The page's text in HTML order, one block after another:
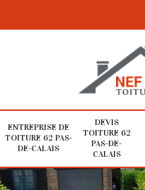
ENTREPRISE DE
TOITURE 62 PAS-
DE-CALAIS
DEVIS
TOITURE 62
PAS-DE-
CALAIS